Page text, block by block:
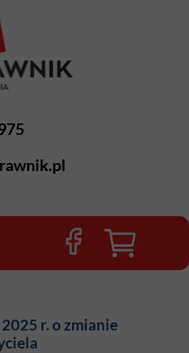
r. o zmianie